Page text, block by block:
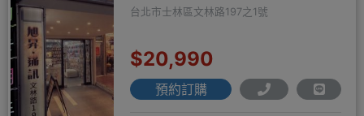
台北市士林區文林路197之1號
$20,990
預約訂購